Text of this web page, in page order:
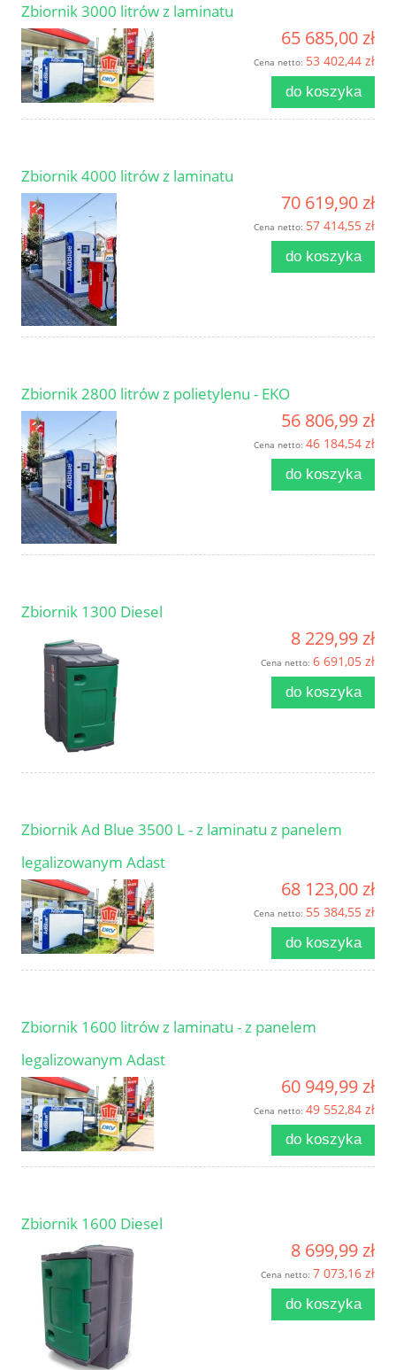
Zbiornik 3000 litrów z laminatu
65 685,00 zł
Cena netto: 53 402,44 zł
do koszyka
Zbiornik 4000 litrów z laminatu
70 619,90 zł
Cena netto: 57 414,55 zł
do koszyka
Zbiornik 2800 litrów z polietylenu - EKO
56 806,99 zł
Cena netto: 46 184,54 zł
do koszyka
Zbiornik 1300 Diesel
8 229,99 zł
Cena netto: 6 691,05 zł
do koszyka
Zbiornik Ad Blue 3500 L - z laminatu z panelem
legalizowanym Adast
68 123,00 zł
Cena netto: 55 384,55 zł
do koszyka
Zbiornik 1600 litrów z laminatu - z panelem
legalizowanym Adast
60 949,99 zł
Cena netto: 49 552,84 zł
do koszyka
Zbiornik 1600 Diesel
8 699,99 zł
Cena netto: 7 073,16 zł
do koszyka